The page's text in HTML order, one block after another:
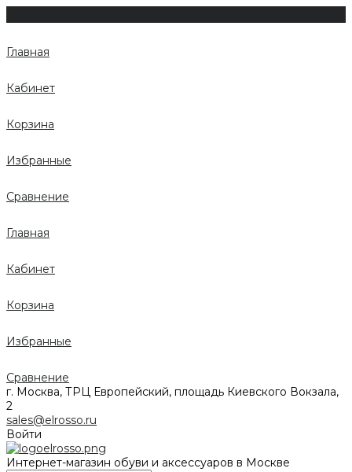
Главная
Кабинет
Корзина
Избранные
Сравнение
Главная
Кабинет
Корзина
Избранные
Сравнение
г. Москва, ТРЦ Европейский, площадь Киевского Вокзала,
2
sales@elrosso.ru
Войти
Интернет-магазин обуви и аксессуаров в Москве